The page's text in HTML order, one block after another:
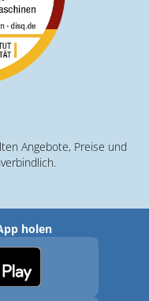
Angebote, Preise und
holen